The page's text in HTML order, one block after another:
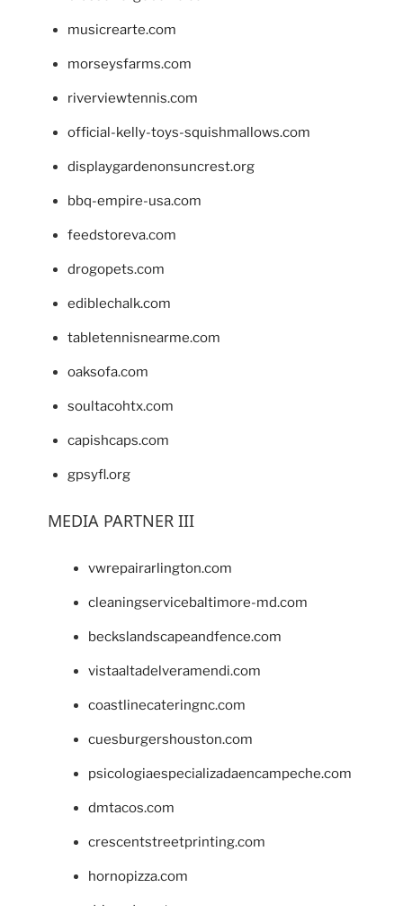
musicrearte.com
morseysfarms.com
riverviewtennis.com
official-kelly-toys-squishmallows.com
displaygardenonsuncrest.org
bbq-empire-usa.com
feedstoreva.com
drogopets.com
ediblechalk.com
tabletennisnearme.com
oaksofa.com
soultacohtx.com
capishcaps.com
gpsyfl.org
MEDIA PARTNER III
vwrepairarlington.com
cleaningservicebaltimore-md.com
beckslandscapeandfence.com
vistaaltadelveramendi.com
coastlinecateringnc.com
cuesburgershouston.com
psicologiaespecializadaencampeche.com
dmtacos.com
crescentstreetprinting.com
hornopizza.com